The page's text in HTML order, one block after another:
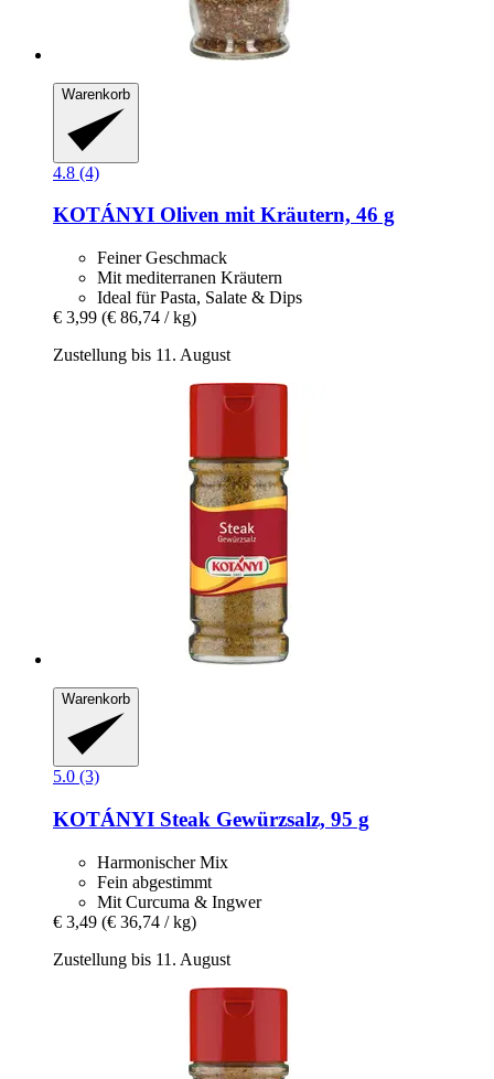
Warenkorb
4.8 (4)
KOTÁNYI Oliven mit Kräutern, 46 g
Feiner Geschmack
Mit mediterranen Kräutern
Ideal für Pasta, Salate & Dips
€ 3,99 (€ 86,74 / kg)
Zustellung bis 11. August
Warenkorb
5.0 (3)
KOTÁNYI Steak Gewürzsalz, 95 g
Harmonischer Mix
Fein abgestimmt
Mit Curcuma & Ingwer
€ 3,49 (€ 36,74 / kg)
Zustellung bis 11. August